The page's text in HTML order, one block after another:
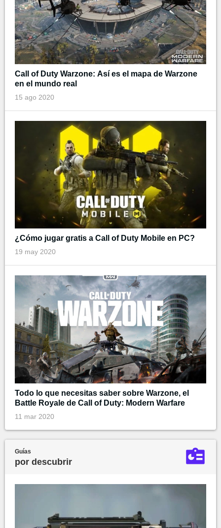
Call of Duty Warzone: Así es el mapa de Warzone
en el mundo real
15 ago 2020
¿Cómo jugar gratis a Call of Duty Mobile en PC?
19 may 2020
Todo lo que necesitas saber sobre Warzone, el
Battle Royale de Call of Duty: Modern Warfare
11 mar 2020
Guías
por descubrir